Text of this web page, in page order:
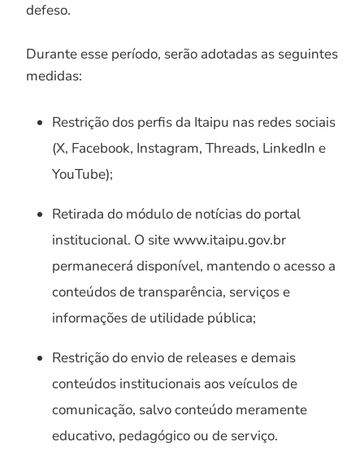
defeso.
Durante esse período, serão adotadas as seguintes
medidas:
Restrição dos perfis da Itaipu nas redes sociais
(X, Facebook, Instagram, Threads, LinkedIn e
YouTube);
Retirada do módulo de notícias do portal
institucional. O site www.itaipu.gov.br
permanecerá disponível, mantendo o acesso a
conteúdos de transparência, serviços e
informações de utilidade pública;
Restrição do envio de releases e demais
conteúdos institucionais aos veículos de
comunicação, salvo conteúdo meramente
educativo, pedagógico ou de serviço.